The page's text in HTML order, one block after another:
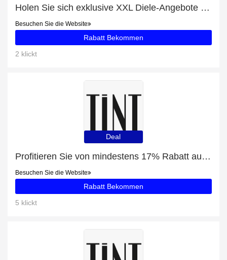
Holen Sie sich exklusive XXL Diele-Angebote online: bis zu 24% Rabatt
Besuchen Sie die Website
Rabatt Bekommen
2 klickt
Deal
Profitieren Sie von mindestens 17% Rabatt auf THE NORTH FACE INSULATED JACKE DAMEN PINK
Besuchen Sie die Website
Rabatt Bekommen
5 klickt